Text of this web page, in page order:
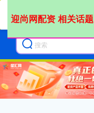
迎尚网配资 相关话题